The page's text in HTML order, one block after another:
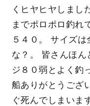
くヒヤヒヤしまし
までポロポロ釣れ
５４０。 サイズ
な？。 皆さんほ
ジ８０弱とよく釣
船ありがとうござ
ぐ死んでしまいま